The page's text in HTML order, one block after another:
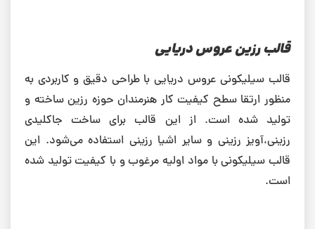
قالب رزین عروس دریایی
قالب سیلیکونی عروس دریایی با طراحی دقیق و کاربردی به
منظور ارتقا سطح کیفیت کار هنرمندان حوزه رزین ساخته و
تولید شده است. از این قالب برای ساخت جاکلیدی
رزینی،آویز رزینی و سایر اشیا رزینی استفاده می‌شود. این
قالب سیلیکونی با مواد اولیه مرغوب و با کیفیت تولید شده
است.